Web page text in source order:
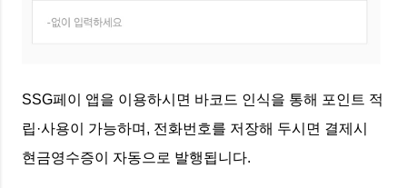
SSG페이 앱을 이용하시면 바코드 인식을 통해 포인트 적
립·사용이 가능하며, 전화번호를 저장해 두시면 결제시
현금영수증이 자동으로 발행됩니다.